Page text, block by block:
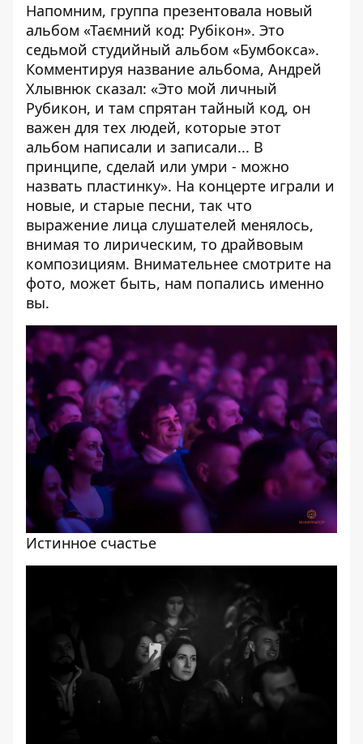
Напомним, группа презентовала новый
альбом «Таємний код: Рубікон». Это
седьмой студийный альбом «Бумбокса».
Комментируя название альбома, Андрей
Хлывнюк сказал: «Это мой личный
Рубикон, и там спрятан тайный код, он
важен для тех людей, которые этот
альбом написали и записали... В
принципе, сделай или умри - можно
назвать пластинку». На концерте играли и
новые, и старые песни, так что
выражение лица слушателей менялось,
внимая то лирическим, то драйвовым
композициям. Внимательнее смотрите на
фото, может быть, нам попались именно
вы.
Истинное счастье